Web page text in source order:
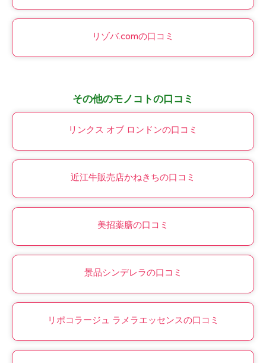
リゾバ.comの口コミ
その他のモノコトの口コミ
リンクス オブ ロンドンの口コミ
近江牛販売店かねきちの口コミ
美招薬膳の口コミ
景品シンデレラの口コミ
リポコラージュ ラメラエッセンスの口コミ